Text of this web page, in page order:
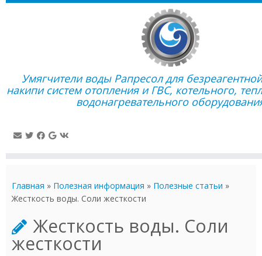
содержимому
Умягчители воды Рапресол для
накипи систем отопления и ГВС, котельного,
водонагревательного
Главная » Полезная информация » Полезные статьи »
Жесткость воды. Соли жесткости
Жесткость воды. Соли
жесткости